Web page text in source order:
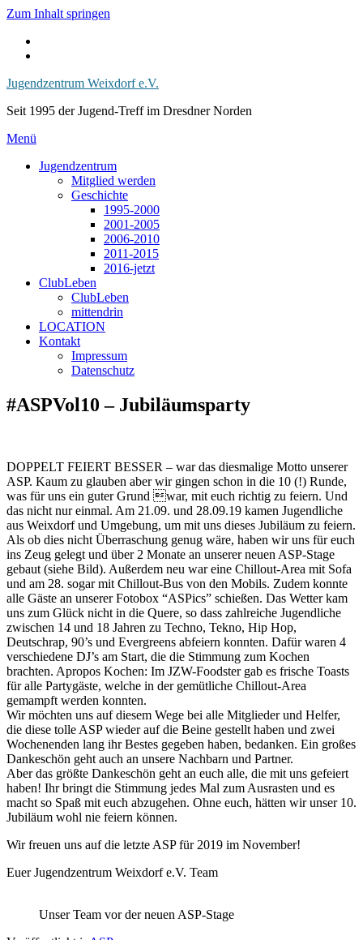
Zum Inhalt springen
Jugendzentrum Weixdorf e.V.
Seit 1995 der Jugend-Treff im Dresdner Norden
Menü
Jugendzentrum
Mitglied werden
Geschichte
1995-2000
2001-2005
2006-2010
2011-2015
2016-jetzt
ClubLeben
ClubLeben
mittendrin
LOCATION
Kontakt
Impressum
Datenschutz
#ASPVol10 – Jubiläumsparty
DOPPELT FEIERT BESSER – war das diesmalige Motto unserer
ASP. Kaum zu glauben aber wir gingen schon in die 10 (!) Runde,
was für uns ein guter Grund war, mit euch richtig zu feiern. Und
das nicht nur einmal. Am 21.09. und 28.09.19 kamen Jugendliche
aus Weixdorf und Umgebung, um mit uns dieses Jubiläum zu feiern.
Als ob dies nicht Überraschung genug wäre, haben wir uns für euch
ins Zeug gelegt und über 2 Monate an unserer neuen ASP-Stage
gebaut (siehe Bild). Außerdem neu war eine Chillout-Area mit Sofa
und am 28. sogar mit Chillout-Bus von den Mobils. Zudem konnte
alle Gäste an unserer Fotobox “ASPics” schießen. Das Wetter kam
uns zum Glück nicht in die Quere, so dass zahlreiche Jugendliche
zwischen 14 und 18 Jahren zu Techno, Tekno, Hip Hop,
Deutschrap, 90’s und Evergreens abfeiern konnten. Dafür waren 4
verschiedene DJ’s am Start, die die Stimmung zum Kochen
brachten. Apropos Kochen: Im JZW-Foodster gab es frische Toasts
für alle Partygäste, welche in der gemütliche Chillout-Area
gemampft werden konnten.
Wir möchten uns auf diesem Wege bei alle Mitglieder und Helfer,
die diese tolle ASP wieder auf die Beine gestellt haben und zwei
Wochenenden lang ihr Bestes gegeben haben, bedanken. Ein großes
Dankeschön geht auch an unsere Nachbarn und Partner.
Aber das größte Dankeschön geht an euch alle, die mit uns gefeiert
haben! Ihr bringt die Stimmung jedes Mal zum Ausrasten und es
macht so Spaß mit euch abzugehen. Ohne euch, hätten wir unser 10.
Jubiläum wohl nie feiern können.
Wir freuen uns auf die letzte ASP für 2019 im November!
Euer Jugendzentrum Weixdorf e.V. Team
Unser Team vor der neuen ASP-Stage